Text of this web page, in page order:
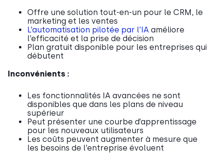
Offre une solution tout-en-un pour le CRM, le
marketing et les ventes
L’automatisation pilotée par l’IA améliore
l’efficacité et la prise de décision
Plan gratuit disponible pour les entreprises qui
débutent
Inconvénients :
Les fonctionnalités IA avancées ne sont
disponibles que dans les plans de niveau
supérieur
Peut présenter une courbe d’apprentissage
pour les nouveaux utilisateurs
Les coûts peuvent augmenter à mesure que
les besoins de l’entreprise évoluent